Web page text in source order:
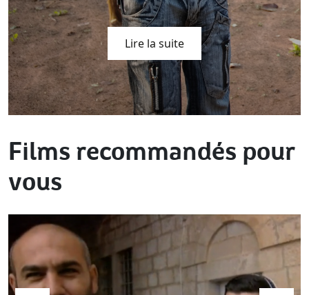
Lire la suite
Films recommandés pour
vous